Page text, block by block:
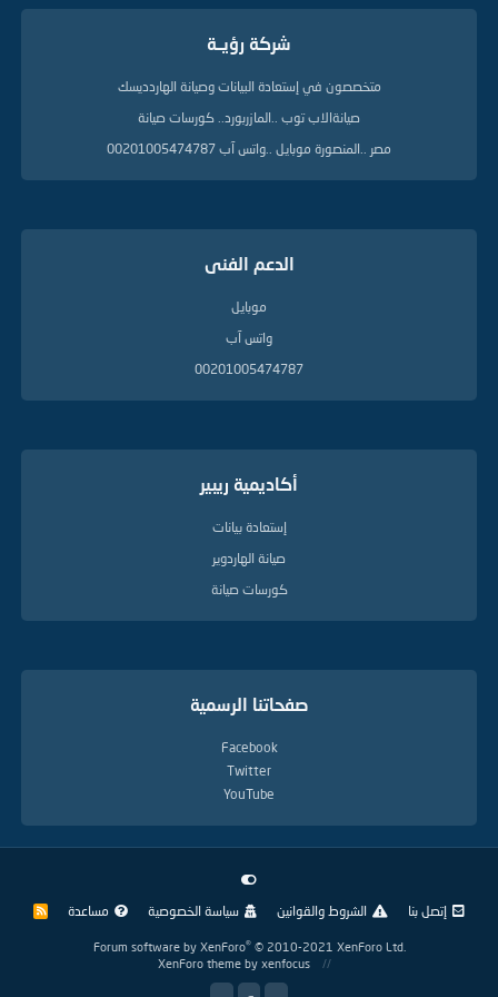
شركة رؤيــة
متخصصون في إستعادة البيانات وصيانة الهاردديسك
صيانةالاب توب ..المازربورد.. كورسات صيانة
مصر ..المنصورة موبايل ..واتس آب 00201005474787
الدعم الفنى
موبايل
واتس آب
00201005474787
أكاديمية ريبير
إستعادة بيانات
صيانة الهاردوير
كورسات صيانة
صفحاتنا الرسمية
Facebook
Twitter
YouTube
إتصل بنا الشروط والقوانين سياسة الخصوصية مساعدة
R
Forum software by XenForo® © 2010-2021 XenForo Ltd.
XenForo theme by xenfocus